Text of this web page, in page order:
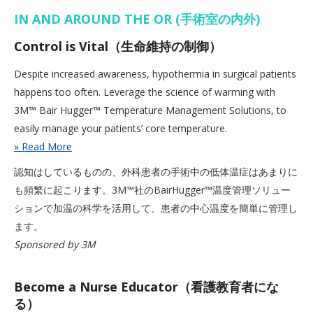
IN AND AROUND THE OR (手術室の内外)
Control is Vital（生命維持の制御）
Despite increased awareness, hypothermia in surgical patients
happens too often. Leverage the science of warming with
3M™ Bair Hugger™ Temperature Management Solutions, to
easily manage your patients’ core temperature.
» Read More
認知はしているものの、外科患者の手術中の低体温症はあまりに
も頻繁に起こります。3M™社のBairHugger™温度管理ソリュー
ションで加温の科学を活用して、患者の中心温度を簡単に管理し
ます。
Sponsored by 3M
Become a Nurse Educator（看護教育者にな
る）